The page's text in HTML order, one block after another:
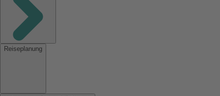
Reiseplanung